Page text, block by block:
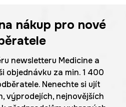
nákup pro nové
newsletteru Medicine a
objednávku za min. 1 400
Nenechte si ujít
výprodejích, nejnovějších